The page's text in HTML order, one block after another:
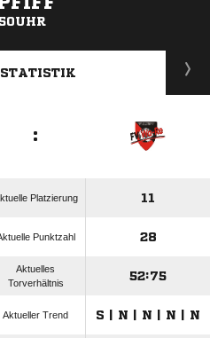
:
Platzierung 11
Punktzahl 28
Aktuelles
Torverhältnis
52:75
Aktueller Trend S | N | N | N | N